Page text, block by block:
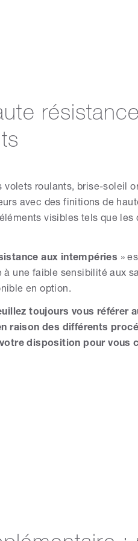
roulants, brise-soleil
avec des finitions de
visibles tels que
aux intempéries »
une faible sensibilité aux
en option.
toujours vous référer
raison des différents
disposition pour vous